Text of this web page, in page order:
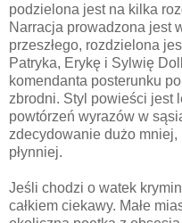
podzielona jest na kilka
Narracja prowadzona jest
przeszłego, rozdzielona
Patryka, Erykę i Sylwię
komendanta posterunku
zbrodni. Styl powieści jest
powtórzeń wyrazów w
zdecydowanie dużo
płynniej.
Jeśli chodzi o watek
całkiem ciekawy. Małe